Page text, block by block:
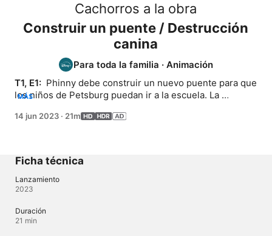
Cachorros a la obra
Construir un puente / Destrucción
canina
Para toda la familia ·Animación
T1, E1: Phinny debe construir un nuevo puente para que
los niños de Petsburg puedan ir a la escuela. La
parque de patinaje, pero una roca indestructible se
MÁS
14 jun 2023 · 21m
Ficha técnica
Lanzamiento
2023
Duración
21 min